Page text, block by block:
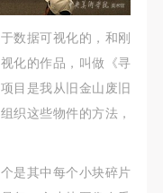
数据可视化的，和刚
化的作品，叫做《寻
目是我从旧金山废旧
织这些物件的方法，
是其中每个小块碎片
甲方肖像的作品内
央美术学院校园
划或执行的一切活
院图书出版、销售
甲方肖像的作品内
央美术学院校园
划或执行的一切活
院图书出版、销售
甲方肖像的作品内
央美术学院校园
划或执行的一切活
院图书出版、销售